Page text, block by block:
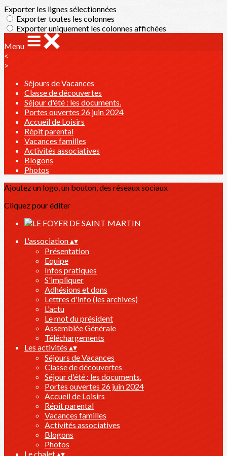
Exporter les lignes sélectionnées
Exporter toutes les colonnes
Exporter uniquement les colonnes affichées
Menu
<
>
Séjours de Vacances
Classe de découvertes
Séjour d'été : les documents.
Portes ouvertes 26 juin 2024
Accueil de Loisirs
Répit parental
Vacances familles
Activités associatives
Blogons
Photos
Ajoutez un logo, un bouton, des réseaux sociaux
Cliquez pour éditer
L'association▴▾
Présentation
Equipe
Infos pratiques
S'impliquer
Adhésions et dons
Lettres d'info (les archives)
L'actu
Le mot du président
Assemblée Générale
Téléchargements
Les activités ▴▾
Séjours de Vacances
Classe de découvertes
Séjour d'été : les documents.
Portes ouvertes 26 juin 2024
Accueil de Loisirs
Répit parental
Vacances familles
Activités associatives
Blogons
Photos
Le chalet▴▾